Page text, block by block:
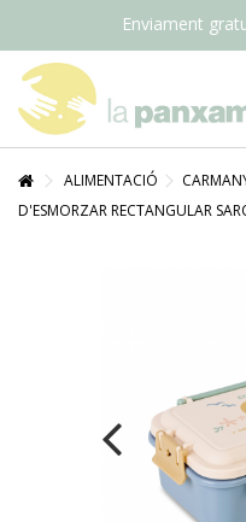
Enviament
ALIMENTACIÓ
D'ESMORZAR RECTANGULAR